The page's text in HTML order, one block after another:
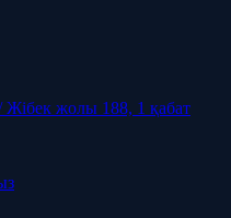
Жібек жолы 188, 1 қабат